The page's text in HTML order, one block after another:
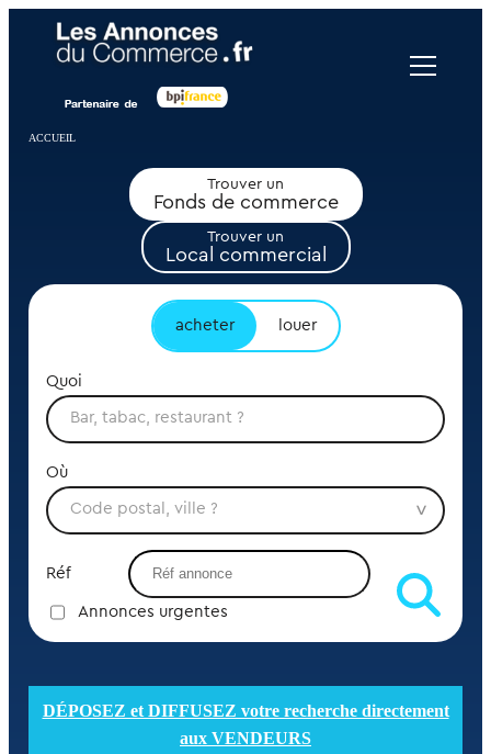
ACCUEIL
Trouver un
Fonds de commerce
Trouver un
Local commercial
acheter louer
Quoi
Où
Réf
Annonces urgentes
DÉPOSEZ et DIFFUSEZ votre recherche directement
aux VENDEURS
Panneau de gestion des cookies